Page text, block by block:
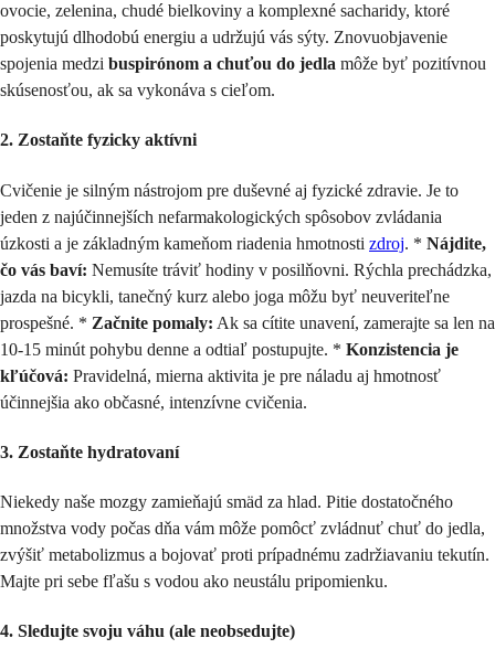
ovocie, zelenina, chudé bielkoviny a komplexné sacharidy, ktoré
poskytujú dlhodobú energiu a udržujú vás sýty. Znovuobjavenie
spojenia medzi buspirónom a chuťou do jedla môže byť pozitívnou
skúsenosťou, ak sa vykonáva s cieľom.
2. Zostaňte fyzicky aktívni
Cvičenie je silným nástrojom pre duševné aj fyzické zdravie. Je to
jeden z najúčinnejších nefarmakologických spôsobov zvládania
úzkosti a je základným kameňom riadenia hmotnosti zdroj. * Nájdite,
čo vás baví: Nemusíte tráviť hodiny v posilňovni. Rýchla prechádzka,
jazda na bicykli, tanečný kurz alebo joga môžu byť neuveriteľne
prospešné. * Začnite pomaly: Ak sa cítite unavení, zamerajte sa len na
10-15 minút pohybu denne a odtiaľ postupujte. * Konzistencia je
kľúčová: Pravidelná, mierna aktivita je pre náladu aj hmotnosť
účinnejšia ako občasné, intenzívne cvičenia.
3. Zostaňte hydratovaní
Niekedy naše mozgy zamieňajú smäd za hlad. Pitie dostatočného
množstva vody počas dňa vám môže pomôcť zvládnuť chuť do jedla,
zvýšiť metabolizmus a bojovať proti prípadnému zadržiavaniu tekutín.
Majte pri sebe fľašu s vodou ako neustálu pripomienku.
4. Sledujte svoju váhu (ale neobsedujte)